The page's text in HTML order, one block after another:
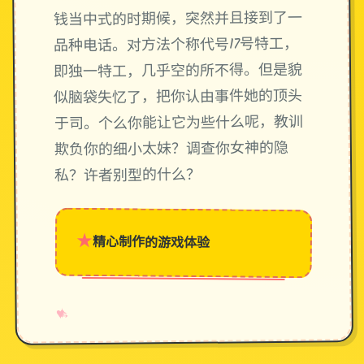
钱当中式的时期候，突然并且接到了一
品种电话。对方法个称代号17号特工，
即独一特工，几乎空的所不得。但是貌
似脑袋失忆了，把你认由事件她的顶头
于司。个么你能让它为些什么呢，教训
欺负你的细小太妹？调查你女神的隐
私？许者别型的什么？
★精心制作的游戏体验
♥
✧
→